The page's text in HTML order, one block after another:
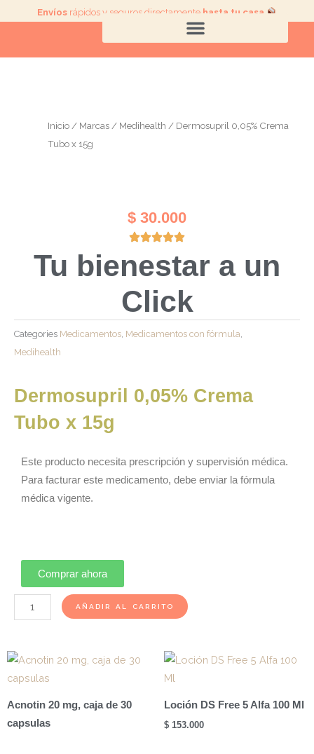
Envíos rápidos y seguros directamente hasta tu casa
Inicio / Marcas / Medihealth / Dermosupril 0,05% Crema
Tubo x 15g
$ 30.000
Tu bienestar a un
Click
Categories Medicamentos Medicamentos con fórmula
Medihealth
Dermosupril 0,05% Crema
Tubo x 15g
Este producto necesita prescripción y supervisión médica.
Para facturar este medicamento, debe enviar la fórmula
médica vigente.
Comprar ahora
Dermosupril
0,05%
Tubo
x
cantidad
AÑADIR AL CARRITO
Acnotin 20 mg, caja de 30
capsulas
Loción DS Free 5 Alfa 100 Ml
$ 153.000